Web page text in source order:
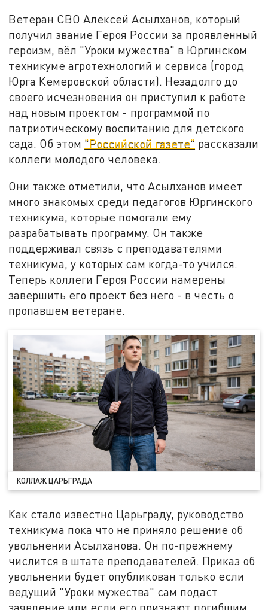
Ветеран СВО Алексей Асылханов, который
получил звание Героя России за проявленный
героизм, вёл "Уроки мужества" в Юргинском
техникуме агротехнологий и сервиса (город
Юрга Кемеровской области). Незадолго до
своего исчезновения он приступил к работе
над новым проектом - программой по
патриотическому воспитанию для детского
сада. Об этом "Российской газете" рассказали
коллеги молодого человека.
Они также отметили, что Асылханов имеет
много знакомых среди педагогов Юргинского
техникума, которые помогали ему
разрабатывать программу. Он также
поддерживал связь с преподавателями
техникума, у которых сам когда-то учился.
Теперь коллеги Героя России намерены
завершить его проект без него - в честь о
пропавшем ветеране.
КОЛЛАЖ ЦАРЬГРАДА
Как стало известно Царьграду, руководство
техникума пока что не приняло решение об
увольнении Асылханова. Он по-прежнему
числится в штате преподавателей. Приказ об
увольнении будет опубликован только если
ведущий "Уроки мужества" сам подаст